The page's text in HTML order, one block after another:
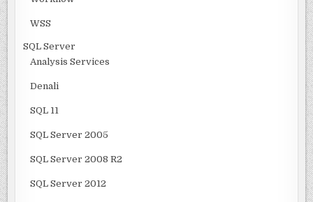
WSS
SQL Server
Analysis Services
Denali
SQL 11
SQL Server 2005
SQL Server 2008 R2
SQL Server 2012